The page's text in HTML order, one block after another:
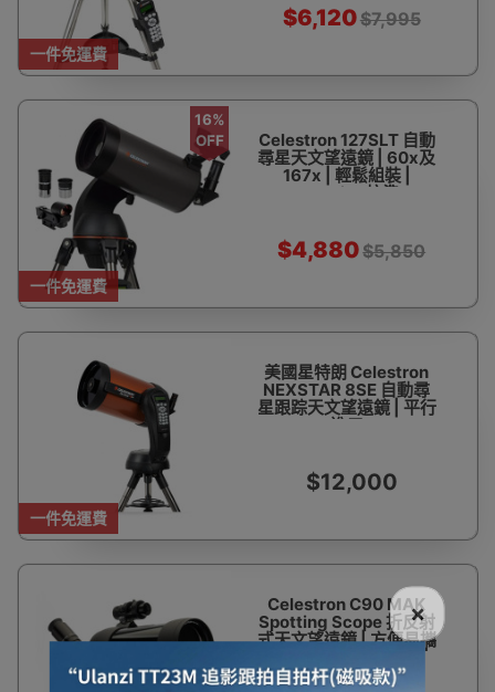
一件免運費
$6,120$7,995
一件免運費
16%
OFF
Celestron 127SLT 自動
尋星天文望遠鏡 | 60x及
167x | 輕鬆組裝 |
SkyAlign校準
$4,880$5,850
一件免運費
美國星特朗 Celestron
NEXSTAR 8SE 自動尋
星跟踪天文望遠鏡 | 平行
進口
$12,000
Celestron C90 MAK
Spotting Scope 折反射
式天文望遠鏡 | 方便易攜
| 適合初學者 | 入門級 |
Celestron |觀靶鏡 - 訂
×